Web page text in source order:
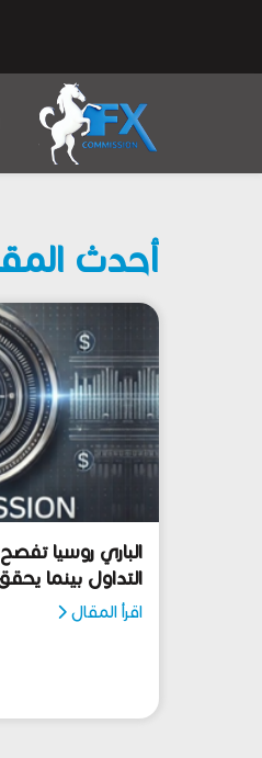
أحدث
الباري روسيا
التداول بينما
هائلة
اقرأ المقال